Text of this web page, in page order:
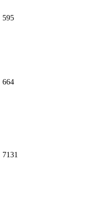
595
664
7131